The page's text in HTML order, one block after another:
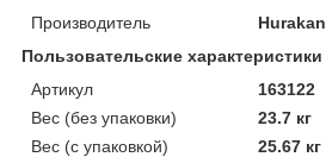
Производитель
Hurakan
Пользовательские характеристики
Артикул
163122
Вес (без упаковки)
23.7 кг
Вес (с упаковкой)
25.67 кг